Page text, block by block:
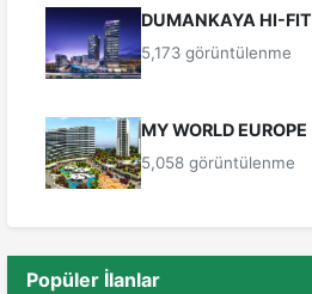
DUMANKAYA HI-FIT
5,173 görüntülenme
MY WORLD EUROPE
5,058 görüntülenme
Popüler İlanlar